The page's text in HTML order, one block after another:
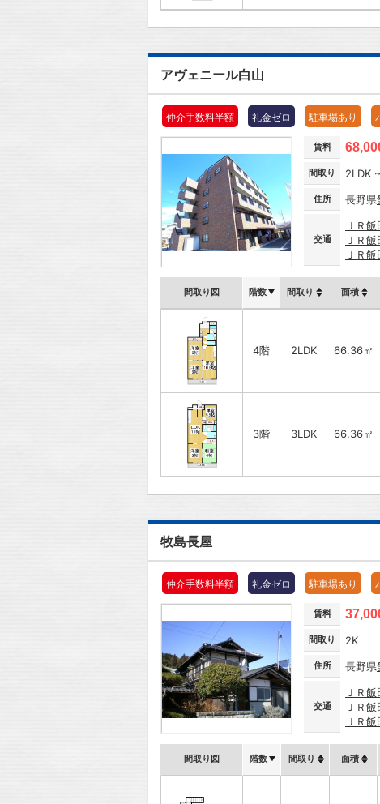
アヴェニール白山
仲介手数料半額 礼金ゼロ 駐車場あり
賃料
間取り 2LDK
住所 長野県
交通
ＪＲ
ＪＲ
ＪＲ
間取り図 階数 間取り 面積
4階 2LDK 66.36㎡
3階 3LDK 66.36㎡
牧島長屋
仲介手数料半額 礼金ゼロ 駐車場あり
賃料
間取り 2K
住所 長野県
交通
ＪＲ
ＪＲ
ＪＲ
間取り図 階数 間取り 面積